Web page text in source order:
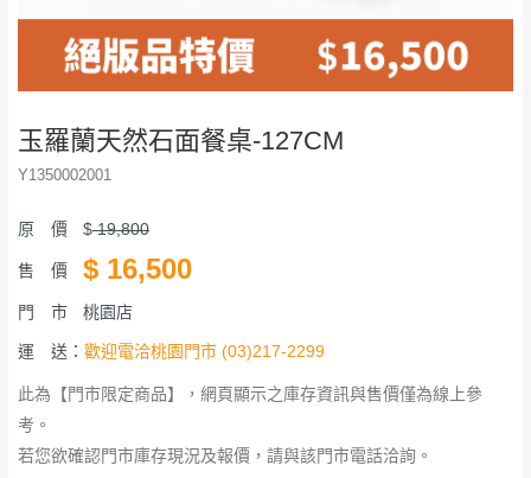
玉羅蘭天然石面餐桌-127CM
Y1350002001
原 價 $19,800
售 價 $ 16,500
門 市 桃園店
運 送： 歡迎電洽桃園門市 (03)217-2299
此為【門市限定商品】，網頁顯示之庫存資訊與售價僅為線上參
考。
若您欲確認門市庫存現況及報價，請與該門市電話洽詢。